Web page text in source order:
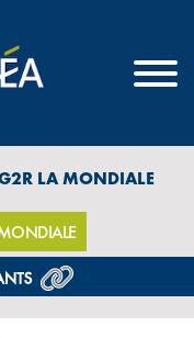
LA MONDIALE